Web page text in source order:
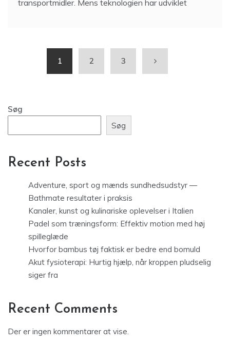
transportmidler. Mens teknologien har udviklet
1 2 3
Søg
Søg
Recent Posts
Adventure, sport og mænds sundhedsudstyr —
Bathmate resultater i praksis
Kanaler, kunst og kulinariske oplevelser i Italien
Padel som træningsform: Effektiv motion med høj
spilleglæde
Hvorfor bambus tøj faktisk er bedre end bomuld
Akut fysioterapi: Hurtig hjælp, når kroppen pludselig
siger fra
Recent Comments
Der er ingen kommentarer at vise.